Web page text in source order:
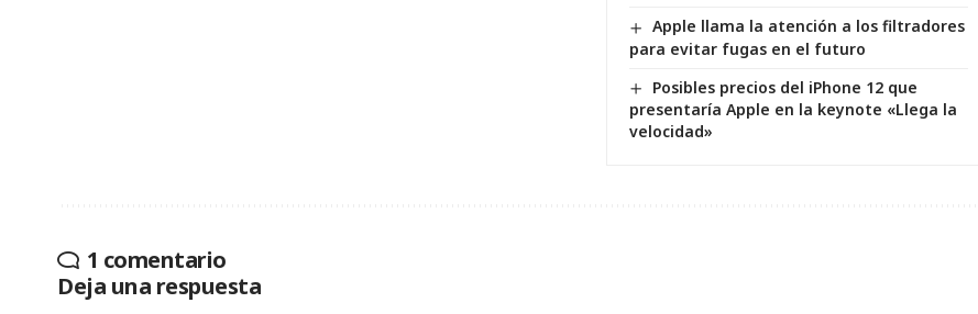
Apple llama la atención a los filtradores
para evitar fugas en el futuro
Posibles precios del iPhone 12 que
presentaría Apple en la keynote «Llega la
velocidad»
1 comentario
Deja una respuesta